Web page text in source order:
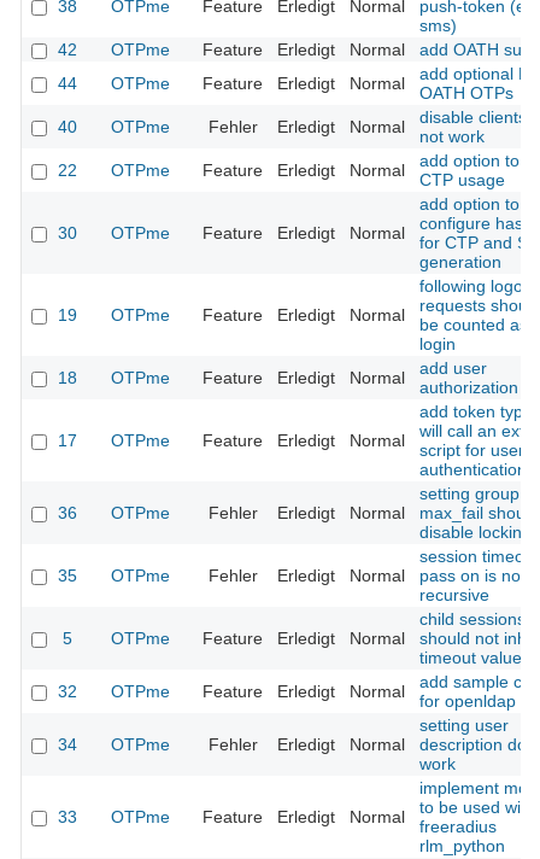
38 OTPme Feature Erledigt Normal
push-token
sms)
42
OTPme Feature Erledigt Normal
add OATH
44
OTPme Feature Erledigt Normal
add optional
OATH OTPs
40
OTPme Fehler Erledigt Normal
disable clients
not work
22
OTPme Feature Erledigt Normal
add option to
CTP usage
30 OTPme Feature Erledigt Normal
add option to
configure hash
for CTP and
generation
19 OTPme Feature Erledigt Normal
following logout
requests
be counted as
login
18
OTPme Feature Erledigt Normal
add user
authorization
17 OTPme Feature Erledigt Normal
add token type
will call an
script for user
authentication
36 OTPme Fehler Erledigt Normal
setting group
max_fail should
disable locking
35 OTPme Fehler Erledigt Normal
session timeout
pass on is not
recursive
5 OTPme Feature Erledigt Normal
child sessions
should not
timeout values
32
OTPme Feature Erledigt Normal
add sample
for openldap
34 OTPme Fehler Erledigt Normal
setting user
description
work
33 OTPme Feature Erledigt Normal
implement
to be used with
freeradius
rlm_python